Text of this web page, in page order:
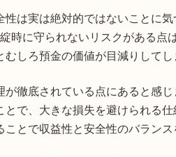
は実は絶対的ではないことに
時に守られないリスクがある
しろ預金の価値が目減りしてし
徹底されている点にあると感
で、大きな損失を避けられる
とで収益性と安全性のバラン